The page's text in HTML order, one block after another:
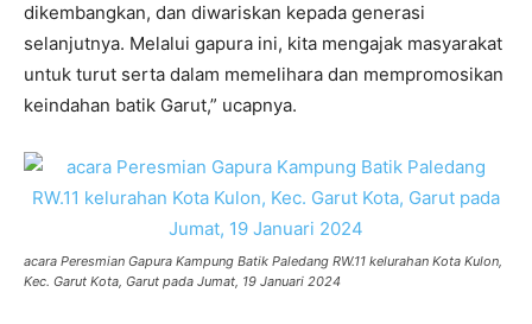
dikembangkan, dan diwariskan kepada generasi
selanjutnya. Melalui gapura ini, kita mengajak masyarakat
untuk turut serta dalam memelihara dan mempromosikan
keindahan batik Garut,” ucapnya.
acara Peresmian Gapura Kampung Batik Paledang RW.11 kelurahan Kota Kulon,
Kec. Garut Kota, Garut pada Jumat, 19 Januari 2024